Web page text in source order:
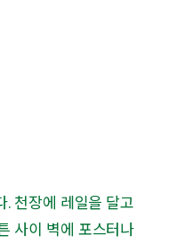
. 천장에 레일을 달고
사이 벽에 포스터나